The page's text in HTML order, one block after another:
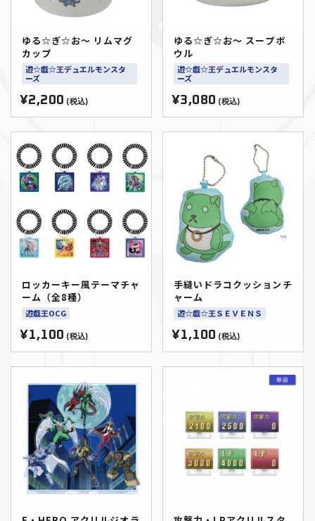
ゆる☆ぎ☆お～ リムマグ
カップ
遊☆戯☆王デュエルモンスタ
ーズ
¥2,200 (税込)
ゆる☆ぎ☆お～ スープボ
ウル
遊☆戯☆王デュエルモンスタ
ーズ
¥3,080 (税込)
ロッカーキー風テーマチャ
ーム（全8種）
遊戯王OCG
¥1,100 (税込)
手縫いドラコクッションチ
ャーム
遊☆戯☆王ＳＥＶＥＮＳ
¥1,100 (税込)